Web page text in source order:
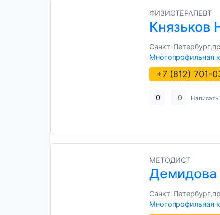
ФИЗИОТЕРАПЕВТ
Князьков
Санкт-
Многопрофильная
+7 (812) 701-
0 0 Написать
МЕТОДИСТ
Демидова
Санкт-
Многопрофильная